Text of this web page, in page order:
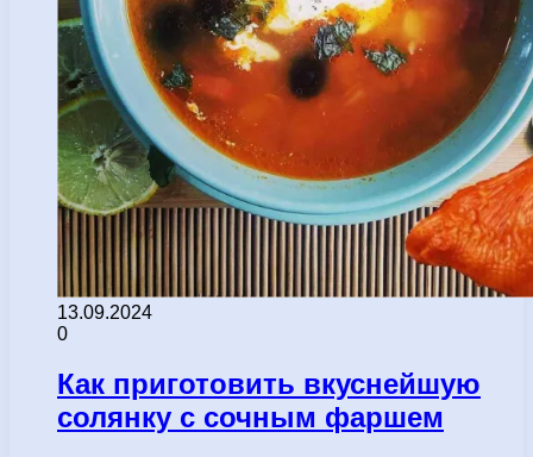
13.09.2024
0
Как приготовить вкуснейшую
солянку с сочным фаршем